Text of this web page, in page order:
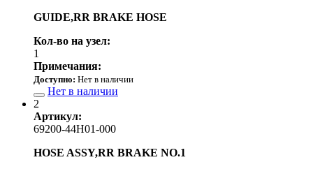
GUIDE,RR BRAKE HOSE
Кол-во на узел:
1
Примечания:
Доступно: Нет в наличии
Нет в наличии
2
Артикул:
69200-44H01-000
HOSE ASSY,RR BRAKE NO.1